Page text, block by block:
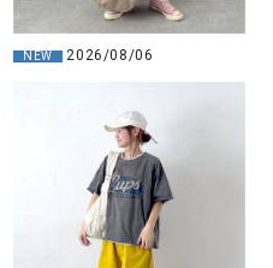
NEW 2026/08/06